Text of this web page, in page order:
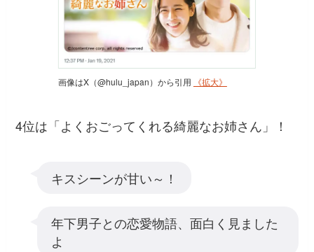
画像はX（@hulu_japan）から引用 《拡大》
4位は「よくおごってくれる綺麗なお姉さん」！
キスシーンが甘い～！
年下男子との恋愛物語、面白く見ました
よ